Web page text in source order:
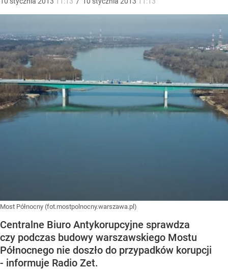
Most Północny (fot.mostpolnocny.warszawa.pl)
Centralne Biuro Antykorupcyjne sprawdza
czy podczas budowy warszawskiego Mostu
Północnego nie doszło do przypadków korupcji
- informuje Radio Zet.